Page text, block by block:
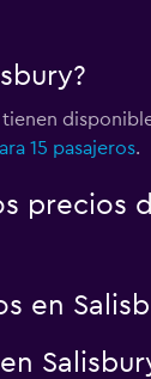
tienen
15 pasajeros.
precios
en